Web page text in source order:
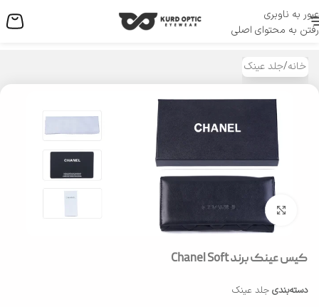
عبور به ناوبری
رفتن به محتوای اصلی
منو
خانه/جلد عینک
بزرگنمایی تصویر
کیس عینک برند Chanel Soft
دسته‌بندی جلد عینک